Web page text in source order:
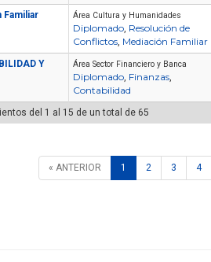
Familiar Área Cultura y Humanidades
Diplomado, Resolución de
Conflictos, Mediación Familiar
Y
Área Sector Financiero y Banca
Diplomado, Finanzas,
Contabilidad
del 1 al 15 de un total de 65
« ANTERIOR 1 2 3 4